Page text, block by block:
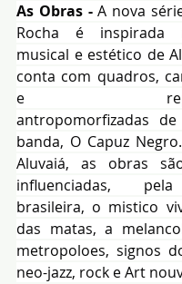
As Obras - A nova
Rocha é inspirada
musical e estético de
conta com quadros,
e
antropomorfizadas
banda, O Capuz
Aluvaiá, as obras
influenciadas,
brasileira, o mistico
das matas, a
metropoloes, signos
neo-jazz, rock e Art